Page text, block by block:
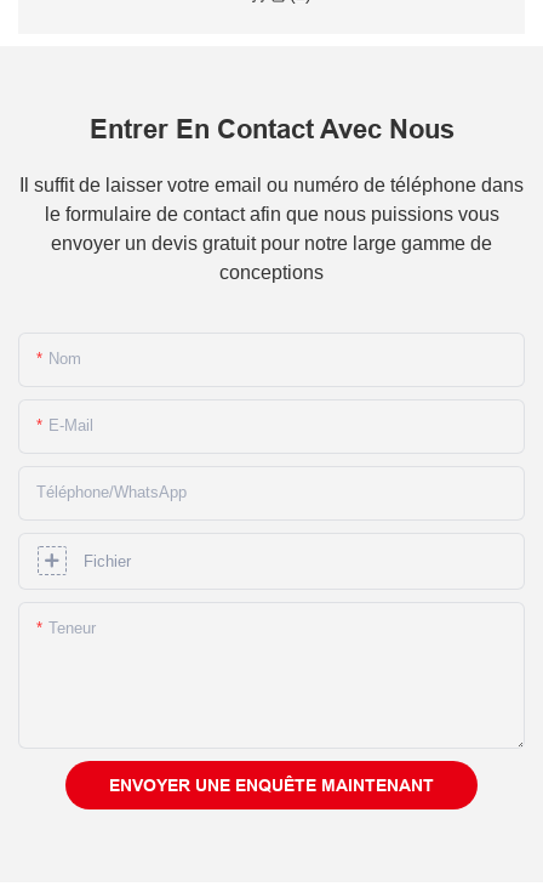
Entrer En Contact Avec Nous
Il suffit de laisser votre email ou numéro de téléphone dans
le formulaire de contact afin que nous puissions vous
envoyer un devis gratuit pour notre large gamme de
conceptions
Nom
E-Mail
Téléphone/WhatsApp
Fichier
Teneur
ENVOYER UNE ENQUÊTE MAINTENANT